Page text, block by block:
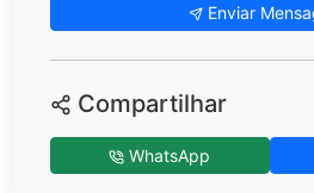
Enviar
Compartilhar
WhatsApp